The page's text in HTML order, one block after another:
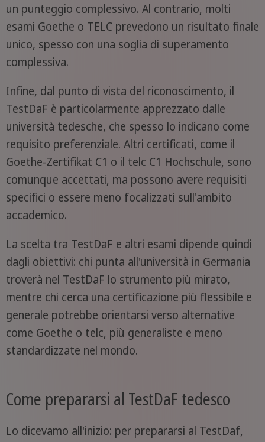
un punteggio complessivo. Al contrario, molti
esami Goethe o TELC prevedono un risultato finale
unico, spesso con una soglia di superamento
complessiva.
Infine, dal punto di vista del riconoscimento, il
TestDaF è particolarmente apprezzato dalle
università tedesche, che spesso lo indicano come
requisito preferenziale. Altri certificati, come il
Goethe-Zertifikat C1 o il telc C1 Hochschule, sono
comunque accettati, ma possono avere requisiti
specifici o essere meno focalizzati sull'ambito
accademico.
La scelta tra TestDaF e altri esami dipende quindi
dagli obiettivi: chi punta all'università in Germania
troverà nel TestDaF lo strumento più mirato,
mentre chi cerca una certificazione più flessibile e
generale potrebbe orientarsi verso alternative
come Goethe o telc, più generaliste e meno
standardizzate nel mondo.
Come prepararsi al TestDaF tedesco
Lo dicevamo all'inizio: per prepararsi al TestDaf,